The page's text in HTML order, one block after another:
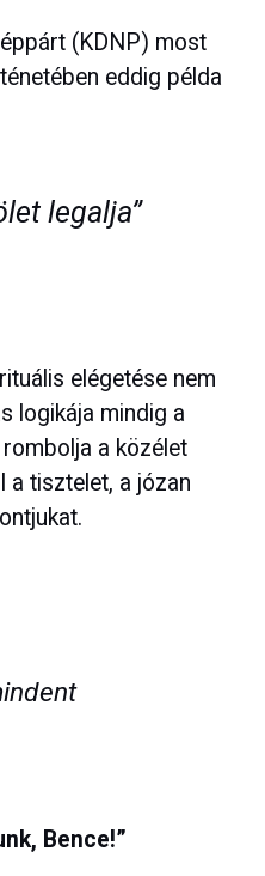
(KDNP) most
eddig példa
legalja”
elégetése nem
logikája mindig a
a közélet
a tisztelet, a józan
Bence!”